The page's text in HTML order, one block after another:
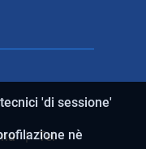
'di sessione'
nè
| Tel